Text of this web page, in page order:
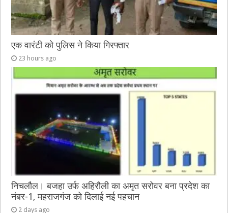
एक वारंटी को पुलिस ने किया गिरफ्तार
23 hours ago
निचलौल। बजहा उर्फ अहिरौली का अमृत सरोवर बना प्रदेश का
नंबर-1, महराजगंज को दिलाई नई पहचान
2 days ago